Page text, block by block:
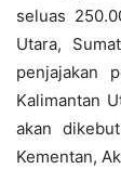
seluas
Utara,
penjajakan
Kalimantan
akan
Kementan,